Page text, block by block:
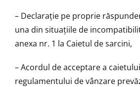
– Declaraţie pe proprie
una din situaţiile de
anexa nr. 1 la Caietul de sarcini,
– Acordul de acceptare a
regulamentului de vânzare